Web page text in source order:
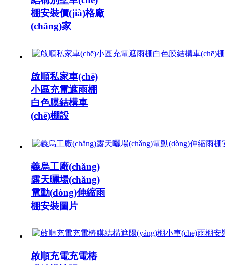
棚安裝價(jià)格廠
(chǎng)家
啟順私家車(chē)
小區充電遮雨棚
白色膜結構車
(chē)棚設
義烏工廠(chǎng)
露天曬場(chǎng)
電動(dòng)伸縮雨
棚安裝圖片
啟順充電充電樁